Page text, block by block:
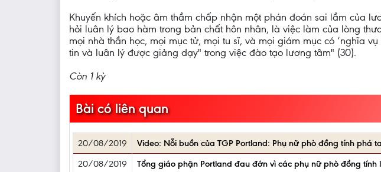
Khuyến khích hoặc âm thầm chấp nhận một phán đoán sai lầm của
hỏi luân lý bao hàm trong bản chất hôn nhân, là việc làm của lòng
mọi nhà thần học, mọi mục tử, mọi tu sĩ, và mọi giám mục có ‘nghĩa
tin và luân lý được giảng dạy" trong việc đào tạo lương tâm" (30).
Còn 1 kỳ
Bài có liên quan
20/08/2019 Video: Nỗi buồn của TGP Portland: Phụ nữ phò đồng tính phá
20/08/2019
Tổng giáo phận Portland đau đớn vì các phụ nữ phò đồng